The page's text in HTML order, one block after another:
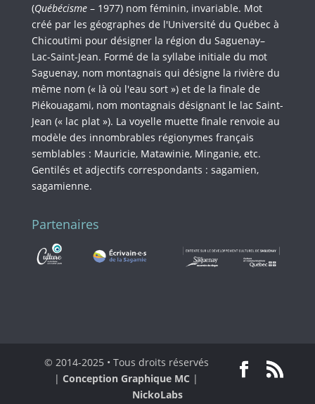
(Québécisme – 1977) nom féminin, invariable. Mot
créé par les géographes de l'Université du Québec à
Chicoutimi pour désigner la région du Saguenay–
Lac-Saint-Jean. Formé de la syllabe initiale du mot
Saguenay, nom montagnais qui désigne la rivière du
même nom (« là où l'eau sort ») et de la finale de
Piékouagami, nom montagnais désignant le lac Saint-
Jean (« lac plat »). La voyelle muette finale renvoie au
modèle des innombrables régionymes français
semblables : Mauricie, Matawinie, Minganie, etc.
Gentilés et adjectifs correspondants : sagamien,
sagamienne.
Partenaires
© 2014-2025 • Tous droits réservés
|Conception Graphique MC |
NickoLabs